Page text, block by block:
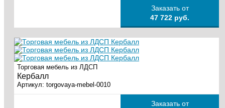
Заказать от
47 722 руб.
Торговая мебель из ЛДСП
Кербалл
Артикул: torgovaya-mebel-0010
Заказать от